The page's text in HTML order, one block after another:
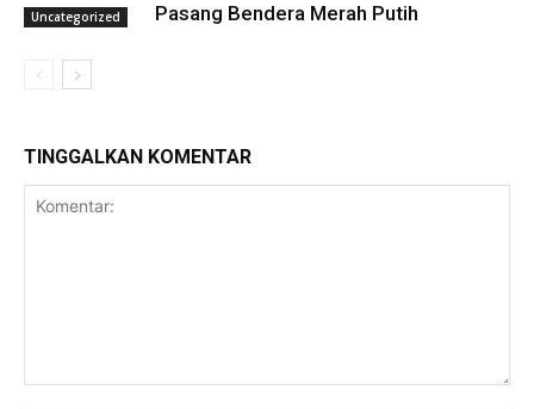
Uncategorized
Pasang Bendera Merah Putih
TINGGALKAN KOMENTAR